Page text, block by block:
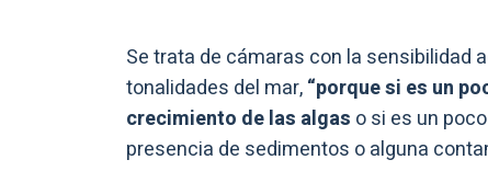
Se trata de cámaras con la sensibilidad
tonalidades del mar,“porque si es un
crecimiento de las algas o si es un
presencia de sedimentos o alguna